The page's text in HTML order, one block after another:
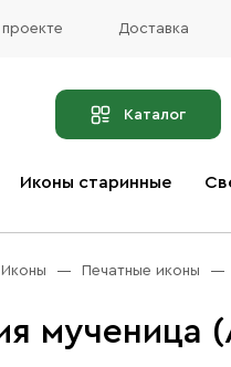
Доставка
Каталог
Иконы старинные
Иконы Печатные иконы
мученица